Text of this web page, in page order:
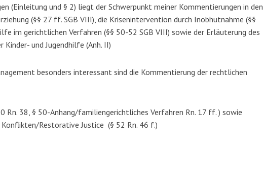
(Einleitung und § 2) liegt der Schwerpunkt meiner Kommentierungen in den
(§§ 27 ff. SGB VIII), die Krisenintervention durch Inobhutnahme (§§
im gerichtlichen Verfahren (§§ 50-52 SGB VIII) sowie der Erläuterung des
und Jugendhilfe (Anh. II)
besonders interessant sind die Kommentierung der rechtlichen
Rn. 38, § 50-Anhang/familiengerichtliches Verfahren Rn. 17 ff. ) sowie
Restorative Justice (§ 52 Rn. 46 f.)